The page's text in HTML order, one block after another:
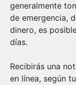
generalmente
de emergencia,
dinero, es
días.
Recibirás una
en línea, según tu